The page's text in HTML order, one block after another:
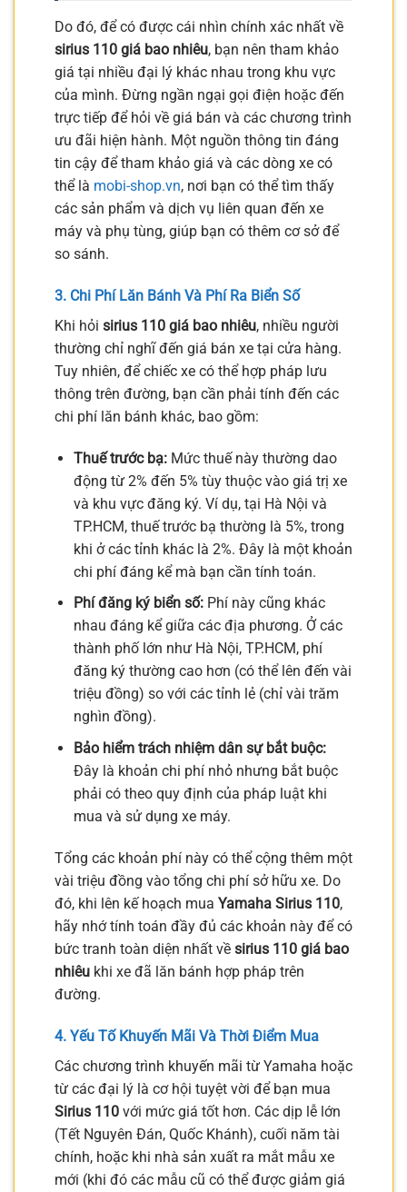
Do đó, để có được cái nhìn chính xác nhất về
sirius 110 giá bao nhiêu, bạn nên tham khảo
giá tại nhiều đại lý khác nhau trong khu vực
của mình. Đừng ngần ngại gọi điện hoặc đến
trực tiếp để hỏi về giá bán và các chương trình
ưu đãi hiện hành. Một nguồn thông tin đáng
tin cậy để tham khảo giá và các dòng xe có
thể là mobi-shop.vn, nơi bạn có thể tìm thấy
các sản phẩm và dịch vụ liên quan đến xe
máy và phụ tùng, giúp bạn có thêm cơ sở để
so sánh.
3. Chi Phí Lăn Bánh Và Phí Ra Biển Số
Khi hỏi sirius 110 giá bao nhiêu, nhiều người
thường chỉ nghĩ đến giá bán xe tại cửa hàng.
Tuy nhiên, để chiếc xe có thể hợp pháp lưu
thông trên đường, bạn cần phải tính đến các
chi phí lăn bánh khác, bao gồm:
Thuế trước bạ:Mức thuế này thường dao
động từ 2% đến 5% tùy thuộc vào giá trị xe
và khu vực đăng ký. Ví dụ, tại Hà Nội và
TP.HCM, thuế trước bạ thường là 5%, trong
khi ở các tỉnh khác là 2%. Đây là một khoản
chi phí đáng kể mà bạn cần tính toán.
Phí đăng ký biển số:Phí này cũng khác
nhau đáng kể giữa các địa phương. Ở các
thành phố lớn như Hà Nội, TP.HCM, phí
đăng ký thường cao hơn (có thể lên đến vài
triệu đồng) so với các tỉnh lẻ (chỉ vài trăm
nghìn đồng).
Bảo hiểm trách nhiệm dân sự bắt buộc:
Đây là khoản chi phí nhỏ nhưng bắt buộc
phải có theo quy định của pháp luật khi
mua và sử dụng xe máy.
Tổng các khoản phí này có thể cộng thêm một
vài triệu đồng vào tổng chi phí sở hữu xe. Do
đó, khi lên kế hoạch mua Yamaha Sirius 110,
hãy nhớ tính toán đầy đủ các khoản này để có
bức tranh toàn diện nhất về sirius 110 giá bao
nhiêu khi xe đã lăn bánh hợp pháp trên
đường.
4. Yếu Tố Khuyến Mãi Và Thời Điểm Mua
Các chương trình khuyến mãi từ Yamaha hoặc
từ các đại lý là cơ hội tuyệt vời để bạn mua
Sirius 110 với mức giá tốt hơn. Các dịp lễ lớn
(Tết Nguyên Đán, Quốc Khánh), cuối năm tài
chính, hoặc khi nhà sản xuất ra mắt mẫu xe
mới (khi đó các mẫu cũ có thể được giảm giá